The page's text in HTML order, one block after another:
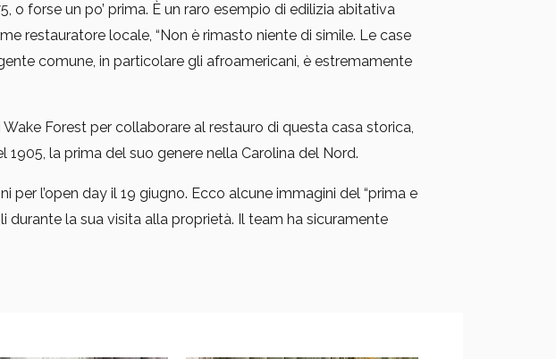
forse un po’ prima. È un raro esempio di edilizia abitativa
restauratore locale, “Non è rimasto niente di simile. Le case
comune, in particolare gli afroamericani, è estremamente
Forest per collaborare al restauro di questa casa storica,
la prima del suo genere nella Carolina del Nord.
l’open day il 19 giugno. Ecco alcune immagini del “prima e
durante la sua visita alla proprietà. Il team ha sicuramente